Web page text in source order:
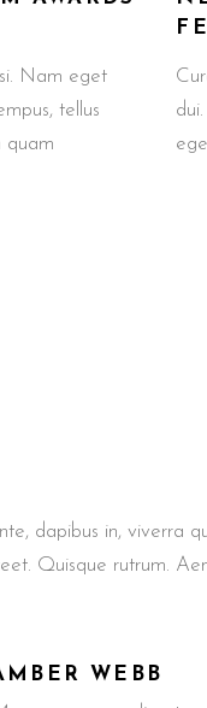
Nam eget
tellus
quam
dapibus in, viverra
Quisque rutrum.
WEBB